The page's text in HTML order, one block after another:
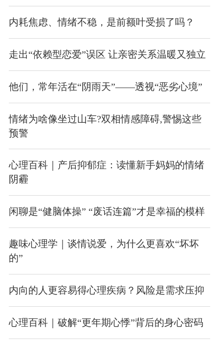
内耗焦虑、情绪不稳，是前额叶受损了吗？
走出“依赖型恋爱”误区 让亲密关系温暖又独立
他们，常年活在“阴雨天”——透视“恶劣心境”
情绪为啥像坐过山车?双相情感障碍,警惕这些
预警
心理百科｜产后抑郁症：读懂新手妈妈的情绪
阴霾
闲聊是“健脑体操” “废话连篇”才是幸福的模样
趣味心理学｜谈情说爱，为什么更喜欢“坏坏
的”
内向的人更容易得心理疾病？风险是需求压抑
心理百科｜破解“更年期心悸”背后的身心密码